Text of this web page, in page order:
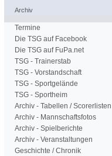
Archiv
Termine
Die TSG auf Facebook
Die TSG auf FuPa.net
TSG - Trainerstab
TSG - Vorstandschaft
TSG - Sportgelände
TSG - Sportheim
Archiv - Tabellen / Scorerlisten
Archiv - Mannschaftsfotos
Archiv - Spielberichte
Archiv - Veranstaltungen
Geschichte / Chronik